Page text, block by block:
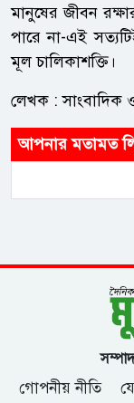
মানুষের জীবন
পারে না-এই
মূল চালিকাশক্তি।
লেখক : সাংবাদিক
আপনার মতামত
গোপনীয় নীতি